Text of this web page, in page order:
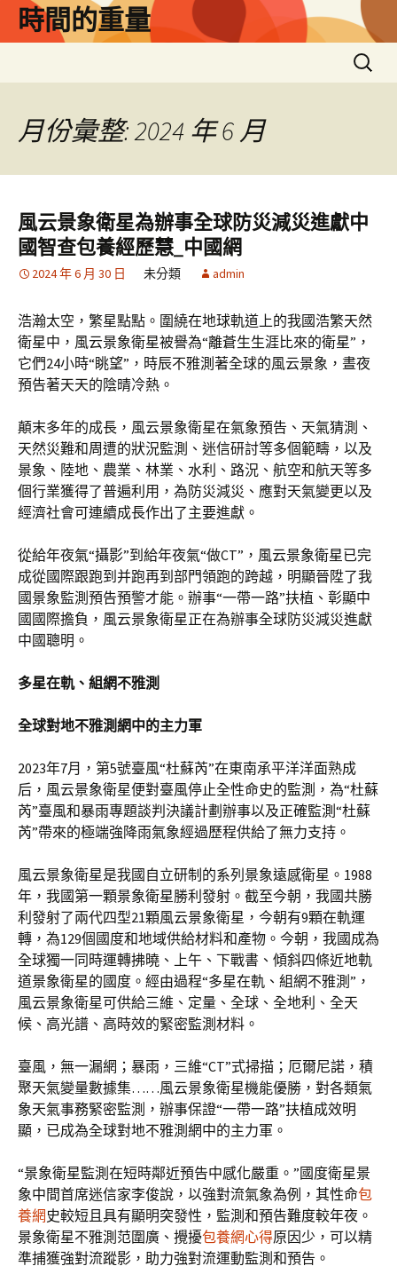
時間的重量
搜
尋
月份彙整: 2024 年 6 月
風云景象衛星為辦事全球防災減災進獻中
國智查包養經歷慧_中國網
2024 年 6 月 30 日 未分類 admin
浩瀚太空，繁星點點。圍繞在地球軌道上的我國浩繁天然
衛星中，風云景象衛星被譽為“離蒼生生涯比來的衛星”，
它們24小時“眺望”，時辰不雅測著全球的風云景象，晝夜
預告著天天的陰晴冷熱。
顛末多年的成長，風云景象衛星在氣象預告、天氣猜測、
天然災難和周遭的狀況監測、迷信研討等多個範疇，以及
景象、陸地、農業、林業、水利、路況、航空和航天等多
個行業獲得了普遍利用，為防災減災、應對天氣變更以及
經濟社會可連續成長作出了主要進獻。
從給年夜氣“攝影”到給年夜氣“做CT”，風云景象衛星已完
成從國際跟跑到并跑再到部門領跑的跨越，明顯晉陞了我
國景象監測預告預警才能。辦事“一帶一路”扶植、彰顯中
國國際擔負，風云景象衛星正在為辦事全球防災減災進獻
中國聰明。
多星在軌、組網不雅測
全球對地不雅測網中的主力軍
2023年7月，第5號臺風“杜蘇芮”在東南承平洋洋面熟成
后，風云景象衛星便對臺風停止全性命史的監測，為“杜蘇
芮”臺風和暴雨專題談判決議計劃辦事以及正確監測“杜蘇
芮”帶來的極端強降雨氣象經過歷程供給了無力支持。
風云景象衛星是我國自立研制的系列景象遠感衛星。1988
年，我國第一顆景象衛星勝利發射。截至今朝，我國共勝
利發射了兩代四型21顆風云景象衛星，今朝有9顆在軌運
轉，為129個國度和地域供給材料和產物。今朝，我國成為
全球獨一同時運轉拂曉、上午、下戰書、傾斜四條近地軌
道景象衛星的國度。經由過程“多星在軌、組網不雅測”，
風云景象衛星可供給三維、定量、全球、全地利、全天
候、高光譜、高時效的緊密監測材料。
臺風，無一漏網；暴雨，三維“CT”式掃描；厄爾尼諾，積
聚天氣變量數據集……風云景象衛星機能優勝，對各類氣
象天氣事務緊密監測，辦事保證“一帶一路”扶植成效明
顯，已成為全球對地不雅測網中的主力軍。
“景象衛星監測在短時鄰近預告中感化嚴重。”國度衛星景
象中間首席迷信家李俊說，以強對流氣象為例，其性命包
養網 史較短且具有顯明突發性，監測和預告難度較年夜。
景象衛星不雅測范圍廣、攪擾包養網心得原因少，可以精
準捕獲強對流蹤影，助力強對流運動監測和預告。